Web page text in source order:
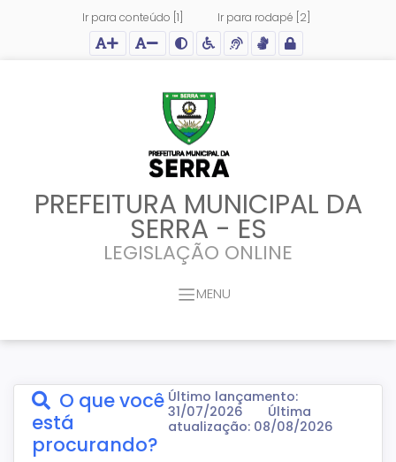
Ir para conteúdo [1] Ir para rodapé [2]
Ação para aumentar tamanho da fonte do site
Ação para diminuir tamanho da fonte do site
Ação para aplicar auto contraste no site
Acessar página sobre acessibilidade do site
Acessar página sobre NVDA - Leitor de Tela
Acessar página sobre VLibras - Tradutor de
Acessar Intranet
PREFEITURA MUNICIPAL DA
SERRA - ES
LEGISLAÇÃO ONLINE
MENU
O que você
está
procurando?
Último lançamento:
31/07/2026
Última
atualização: 08/08/2026